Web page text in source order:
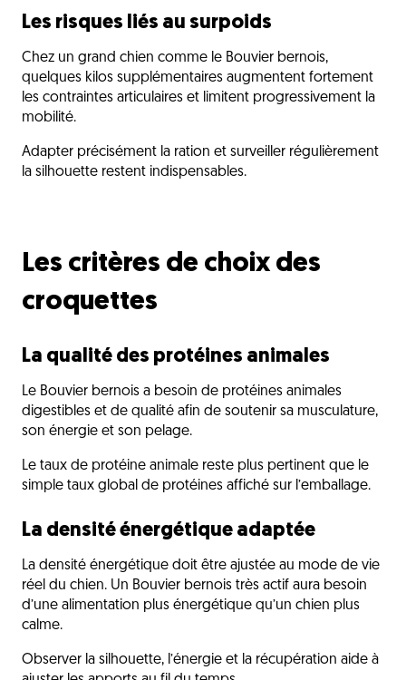
Les risques liés au surpoids
Chez un grand chien comme le Bouvier bernois,
quelques kilos supplémentaires augmentent fortement
les contraintes articulaires et limitent progressivement la
mobilité.
Adapter précisément la ration et surveiller régulièrement
la silhouette restent indispensables.
Les critères de choix des
croquettes
La qualité des protéines animales
Le Bouvier bernois a besoin de protéines animales
digestibles et de qualité afin de soutenir sa musculature,
son énergie et son pelage.
Le taux de protéine animale reste plus pertinent que le
simple taux global de protéines affiché sur l’emballage.
La densité énergétique adaptée
La densité énergétique doit être ajustée au mode de vie
réel du chien. Un Bouvier bernois très actif aura besoin
d’une alimentation plus énergétique qu’un chien plus
calme.
Observer la silhouette, l’énergie et la récupération aide à